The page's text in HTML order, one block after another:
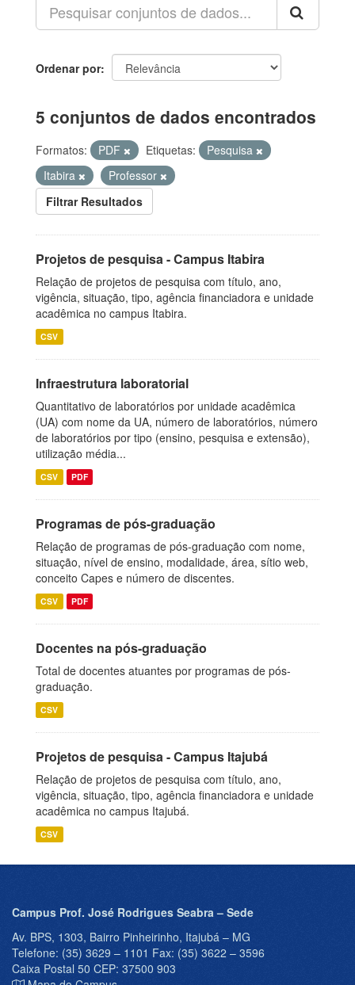
Ordenar por
5 conjuntos de dados encontrados
Formatos: PDF Etiquetas:
Pesquisa
Itabira
Professor
Filtrar Resultados
Projetos de pesquisa - Campus Itabira
Relação de projetos de pesquisa com título, ano,
vigência, situação, tipo, agência financiadora e unidade
acadêmica no campus Itabira.
CSV
Infraestrutura laboratorial
Quantitativo de laboratórios por unidade acadêmica
(UA) com nome da UA, número de laboratórios, número
de laboratórios por tipo (ensino, pesquisa e extensão),
utilização média...
CSV PDF
Programas de pós-graduação
Relação de programas de pós-graduação com nome,
situação, nível de ensino, modalidade, área, sítio web,
conceito Capes e número de discentes.
CSV PDF
Docentes na pós-graduação
Total de docentes atuantes por programas de pós-
graduação.
CSV
Projetos de pesquisa - Campus Itajubá
Relação de projetos de pesquisa com título, ano,
vigência, situação, tipo, agência financiadora e unidade
acadêmica no campus Itajubá.
CSV
Campus Prof. José Rodrigues Seabra – Sede
Av. BPS, 1303, Bairro Pinheirinho, Itajubá – MG
Telefone: (35) 3629 – 1101 Fax: (35) 3622 – 3596
Caixa Postal 50 CEP: 37500 903